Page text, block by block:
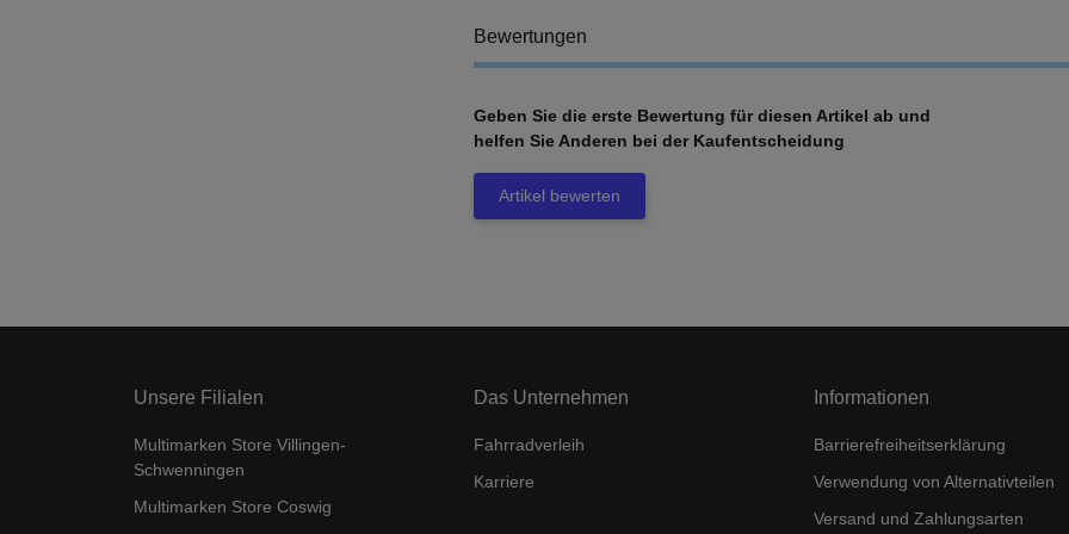
Bewertungen
Geben Sie die erste Bewertung für diesen Artikel ab und
helfen Sie Anderen bei der Kaufentscheidung
Artikel bewerten
Unsere Filialen
Multimarken Store Villingen-
Schwenningen
Multimarken Store Coswig
Das Unternehmen
Fahrradverleih
Karriere
Informationen
Barrierefreiheitserklärung
Verwendung von Alternativteilen
Versand und Zahlungsarten